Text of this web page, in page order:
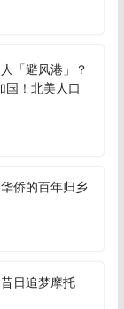
「避风港」？
国！北美人口
侨的百年归乡
日追梦摩托